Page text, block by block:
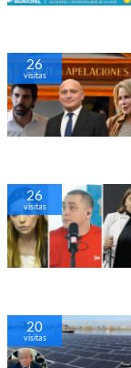
26
visitas
26
visitas
20
visitas